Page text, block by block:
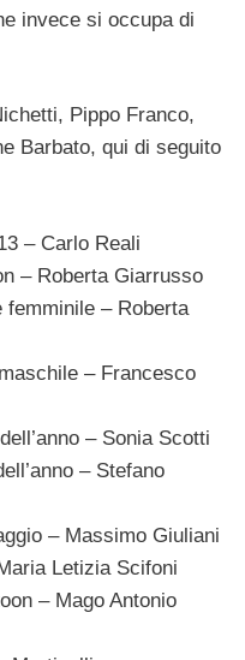
invece si occupa di
Pippo Franco,
Barbato, qui di seguito
– Carlo Reali
– Roberta Giarrusso
femminile – Roberta
– Francesco
– Sonia Scotti
– Stefano
– Massimo Giuliani
Letizia Scifoni
– Mago Antonio